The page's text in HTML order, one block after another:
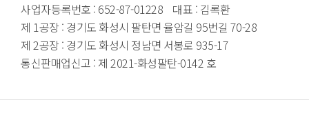
사업자등록번호 : 652-87-01228 대표 : 김록환
제 1공장 : 경기도 화성시 팔탄면율암길 95번길 70-28
제 2공장 : 경기도 화성시 정남면 서봉로 935-17
통신판매업신고 : 제 2021-화성팔탄-0142 호